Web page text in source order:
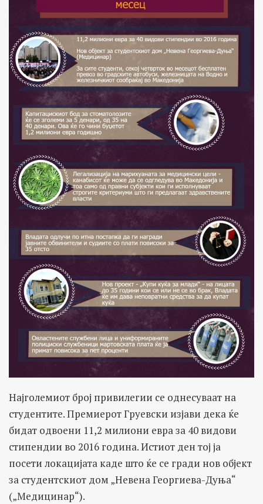
Најголемиот број привилегии се однесуваат на
студентите. Премиерот Груевски изјави дека ќе
бидат одвоени 11,2 милиони евра за 40 видови
стипендии во 2016 година. Истиот ден тој ја
посети локацијата каде што ќе се гради нов објект
за студентскиот дом „Невена Георгиева-Дуња“
(„Медицинар“).